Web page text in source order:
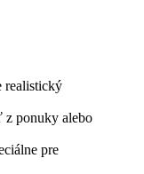
realistický
z ponuky alebo
pre